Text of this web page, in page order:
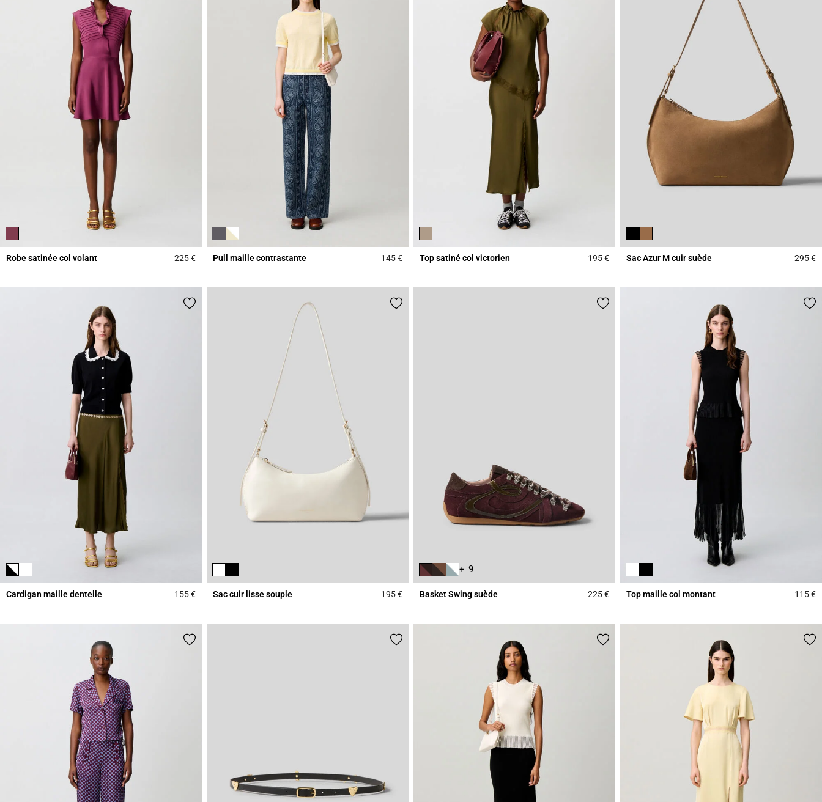
Robe satinée col volant 225 €5 out of 5 Customer Rating
Pull maille contrastante 145 €4,4 out of 5 Customer Rating
Top satiné col victorien 195 €3,8 out of 5 Customer Rating
Sac Azur M cuir suède 295 €5
Cardigan maille dentelle 155 €5 out of 5 Customer Rating
Sac cuir lisse souple 195 €4,7 out of 5 Customer Rating
+ 9
Basket Swing suède 225 €5 out of 5 Customer Rating
Top maille col montant 115 €